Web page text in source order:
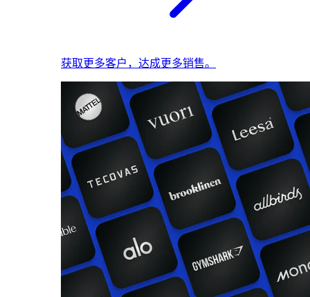
获取更多客户，达成更多销售。